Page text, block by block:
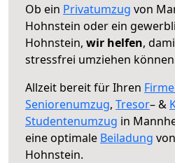
Ob ein Privatumzug von
Hohnstein oder ein
Hohnstein, wir helfen,
stressfrei umziehen
Allzeit bereit für Ihren
Seniorenumzug, Tresor– &
Studentenumzug in
eine optimale Beiladung
Hohnstein.